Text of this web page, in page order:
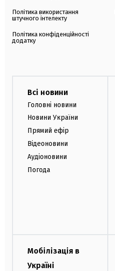
Політика використання
штучного інтелекту
Політика конфіденційності
додатку
Всі новини
Головні новини
Новини України
Прямий ефір
Відеоновини
Аудіоновини
Погода
Мобілізація в
Україні